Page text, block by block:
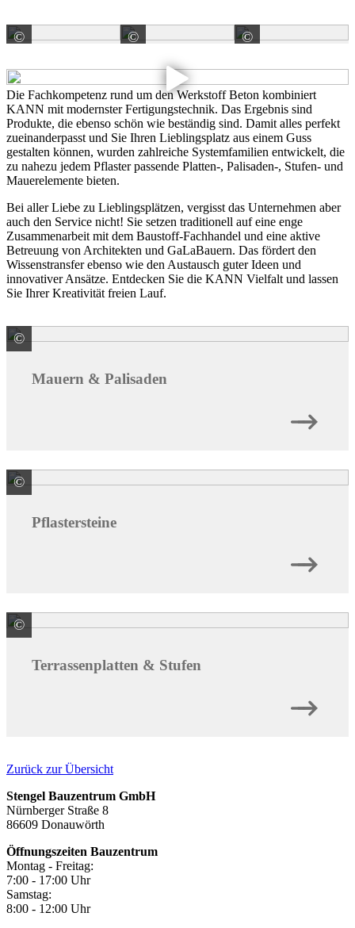
© KANN GmbH Baustoffwerke
© KANN GmbH Baustoffwerke
© KANN
Die Fachkompetenz rund um den Werkstoff Beton kombiniert
KANN mit modernster Fertigungstechnik. Das Ergebnis sind
Produkte, die ebenso schön wie beständig sind. Damit alles perfekt
zueinanderpasst und Sie Ihren Lieblingsplatz aus einem Guss
gestalten können, wurden zahlreiche Systemfamilien entwickelt, die
zu nahezu jedem Pflaster passende Platten-, Palisaden-, Stufen- und
Mauerelemente bieten.
Bei aller Liebe zu Lieblingsplätzen, vergisst das Unternehmen aber
auch den Service nicht! Sie setzen traditionell auf eine enge
Zusammenarbeit mit dem Baustoff-Fachhandel und eine aktive
Betreuung von Architekten und GaLaBauern. Das fördert den
Wissenstransfer ebenso wie den Austausch guter Ideen und
innovativer Ansätze. Entdecken Sie die KANN Vielfalt und lassen
Sie Ihrer Kreativität freien Lauf.
© KANN GmbH Baustoffwerke
Mauern & Palisaden
© KANN GmbH Baustoffwerke
Pflastersteine
© KANN GmbH Baustoffwerke
Terrassenplatten & Stufen
Zurück zur Übersicht
Stengel Bauzentrum GmbH
Nürnberger Straße 8
86609 Donauwörth
Öffnungszeiten Bauzentrum
Montag - Freitag:
7:00 - 17:00 Uhr
Samstag:
8:00 - 12:00 Uhr